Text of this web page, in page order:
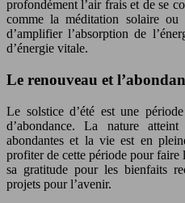
profondément l’air frais et de se
comme la méditation solaire
d’amplifier l’absorption de
d’énergie vitale.
Le renouveau et
Le solstice d’été est une
d’abondance. La nature
abondantes et la vie est en
profiter de cette période pour
sa gratitude pour les bienfaits
projets pour l’avenir.